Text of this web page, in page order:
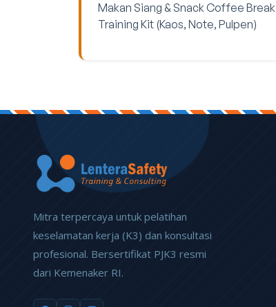
Makan Siang & Snack Coffee Break
Training Kit (Kaos, Note, Pulpen)
Mitra terpercaya untuk pelatihan
keselamatan kerja (K3) dan konsultasi
profesional. Bersertifikat PJK3 resmi
dari Kemenaker RI.